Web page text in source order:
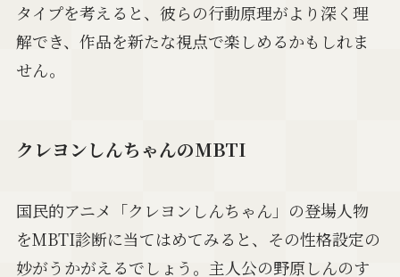
タイプを考えると、彼らの行動原理がより深く理
解でき、作品を新たな視点で楽しめるかもしれま
せん。
クレヨンしんちゃんのMBTI
国民的アニメ「クレヨンしんちゃん」の登場人物
をMBTI診断に当てはめてみると、その性格設定の
妙がうかがえるでしょう。主人公の野原しんのす